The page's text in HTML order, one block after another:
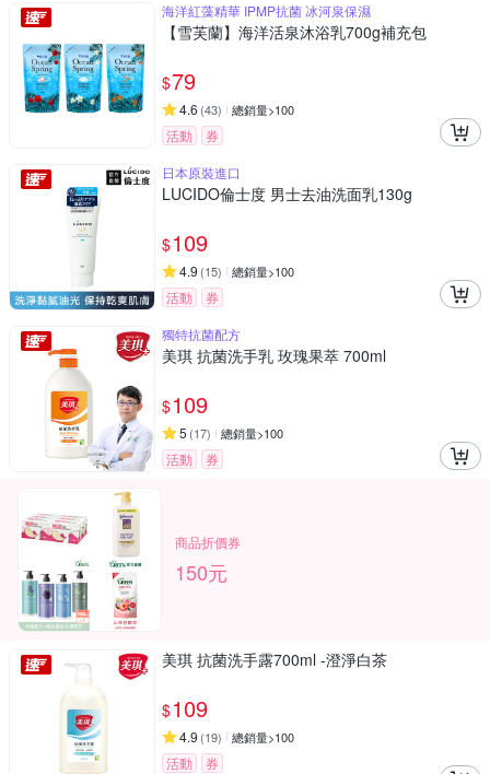
海洋紅藻精華 IPMP抗菌 冰河泉保濕
【雪芙蘭】海洋活泉沐浴乳700g補充包
$79
4.6 (43) 總銷量>100
活動
券
日本原裝進口
LUCIDO倫士度 男士去油洗面乳130g
$109
4.9 (15) 總銷量>100
活動
券
獨特抗菌配方
美琪 抗菌洗手乳 玫瑰果萃 700ml
$109
5 (17) 總銷量>100
活動 券
商品折價券
150元
美琪 抗菌洗手露700ml -澄淨白茶
$109
4.9 (19) 總銷量>100
活動 券